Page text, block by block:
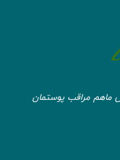
مراقب پوستمان